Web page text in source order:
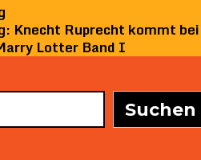
Knecht Ruprecht kommt
Lotter Band I
Suchen